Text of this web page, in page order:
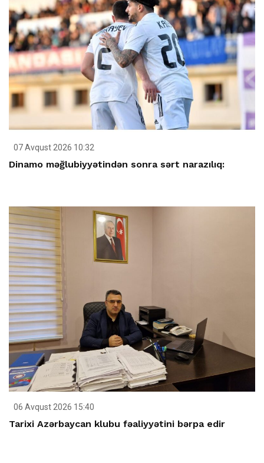
07 Avqust 2026 10:32
Dinamo məğlubiyyətindən sonra sərt narazılıq:
06 Avqust 2026 15:40
Tarixi Azərbaycan klubu fəaliyyətini bərpa edir